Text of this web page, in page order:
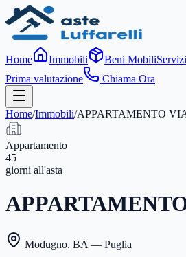
Home Immobili Beni MobiliServizi
Prima valutazione
Chiama Ora
Home/Immobili/APPARTAMENTO
Appartamento
45
giorni all'asta
Modugno, BA — Puglia